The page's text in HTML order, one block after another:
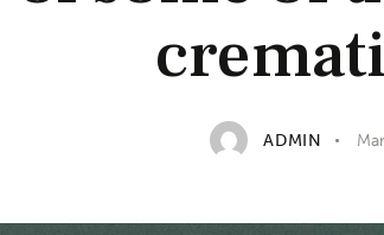
ADMIN